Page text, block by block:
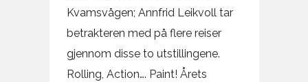
Kvamsvågen; Annfrid Leikvoll tar
betrakteren med på flere reiser
gjennom disse to utstillingene.
Rolling, Action…. Paint! Årets